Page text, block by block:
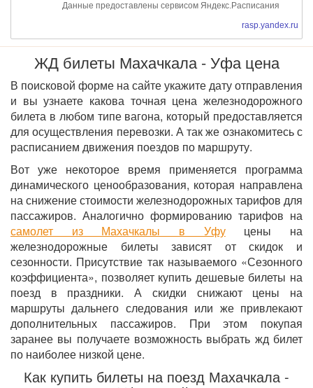
Данные предоставлены сервисом Яндекс.Расписания
rasp.yandex.ru
ЖД билеты Махачкала - Уфа цена
В поисковой форме на сайте укажите дату отправления
и вы узнаете какова точная цена железнодорожного
билета в любом типе вагона, который предоставляется
для осуществления перевозки. А так же ознакомитесь с
расписанием движения поездов по маршруту.
Вот уже некоторое время применяется программа
динамического ценообразования, которая направлена
на снижение стоимости железнодорожных тарифов для
пассажиров. Аналогично формированию тарифов на
самолет из Махачкалы в Уфуцены на
железнодорожные билеты зависят от скидок и
сезонности. Присутствие так называемого «Сезонного
коэффициента», позволяет купить дешевые билеты на
поезд в праздники. А скидки снижают цены на
маршруты дальнего следования или же привлекают
дополнительных пассажиров. При этом покупая
заранее вы получаете возможность выбрать жд билет
по наиболее низкой цене.
Как купить билеты на поезд Махачкала -